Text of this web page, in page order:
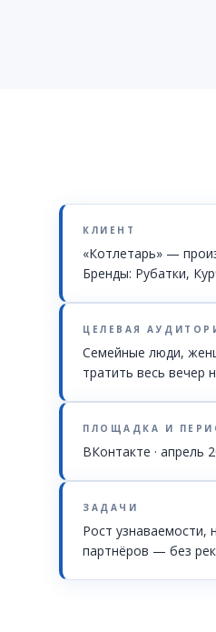
КЛИЕНТ
«Котлетарь» —
Бренды: Рубатки,
ЦЕЛЕВАЯ
Семейные люди,
тратить весь вечер
ПЛОЩАДКА И
ВКонтакте ·
ЗАДАЧИ
Рост узнаваемости,
партнёров — без